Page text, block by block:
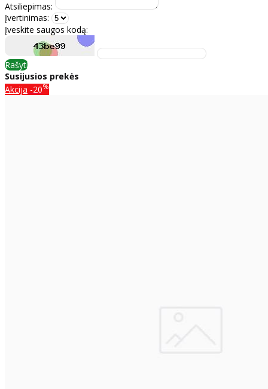
Atsiliepimas:
Įvertinimas:
Įveskite saugos kodą:
Rašyti
Susijusios prekės
Akcija -20%